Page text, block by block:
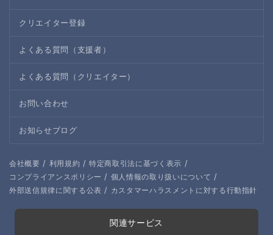
クリエイター登録
よくある質問（支援者）
よくある質問（クリエイター）
お問い合わせ
お知らせブログ
会社概要 / 利用規約 / 特定商取引法に基づく表示 /
コンプライアンスポリシー / 個人情報の取り扱いについて /
外部送信規律に関する公表 / カスタマーハラスメントに対する行動指針
関連サービス